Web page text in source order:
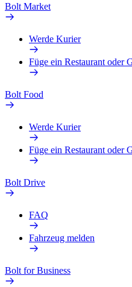
Bolt Market
Werde Kurier
Füge ein Restaurant oder
Bolt Food
Werde Kurier
Füge ein Restaurant oder
Bolt Drive
FAQ
Fahrzeug melden
Bolt for Business